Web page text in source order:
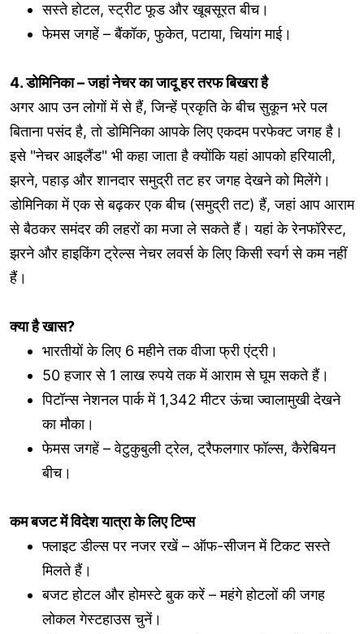
सस्ते होटल, स्ट्रीट फूड और खूबसूरत बीच।
फेमस जगहें – बैंकॉक, फुकेत, पटाया, चियांग माई।
4. डोमिनिका – जहां नेचर का जादू हर तरफ बिखरा है
अगर आप उन लोगों में से हैं, जिन्हें प्रकृति के बीच सुकून भरे पल
बिताना पसंद है, तो डोमिनिका आपके लिए एकदम परफेक्ट जगह है।
इसे "नेचर आइलैंड" भी कहा जाता है क्योंकि यहां आपको हरियाली,
झरने, पहाड़ और शानदार समुद्री तट हर जगह देखने को मिलेंगे।
डोमिनिका में एक से बढ़कर एक बीच (समुद्री तट) हैं, जहां आप आराम
से बैठकर समंदर की लहरों का मजा ले सकते हैं। यहां के रेनफॉरेस्ट,
झरने और हाइकिंग ट्रेल्स नेचर लवर्स के लिए किसी स्वर्ग से कम नहीं
हैं।
क्या है खास?
भारतीयों के लिए 6 महीने तक वीजा फ्री एंट्री।
50 हजार से 1 लाख रुपये तक में आराम से घूम सकते हैं।
पिटॉन्स नेशनल पार्क में 1,342 मीटर ऊंचा ज्वालामुखी देखने
का मौका।
फेमस जगहें – वेटुकुबुली ट्रेल, ट्रैफलगार फॉल्स, कैरेबियन
बीच।
कम बजट में विदेश यात्रा के लिए टिप्स
फ्लाइट डील्स पर नजर रखें – ऑफ-सीजन में टिकट सस्ते
मिलते हैं।
बजट होटल और होमस्टे बुक करें – महंगे होटलों की जगह
लोकल गेस्टहाउस चुनें।